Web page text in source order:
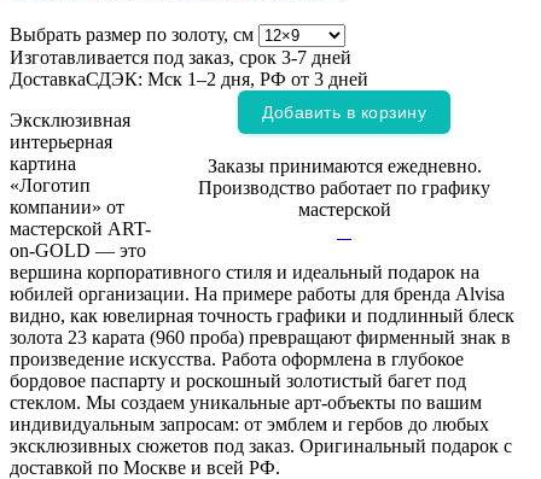
Выбрать размер по золоту, см
Изготавливается под заказ, срок 3-7 дней
ДоставкаСДЭК: Мск 1–2 дня, РФ от 3 дней
Добавить в корзину
Заказы принимаются ежедневно.
Производство работает по графику
мастерской
Эксклюзивная
интерьерная
картина
«Логотип
компании» от
мастерской ART-
on-GOLD — это
вершина корпоративного стиля и идеальный подарок на
юбилей организации. На примере работы для бренда Alvisa
видно, как ювелирная точность графики и подлинный блеск
золота 23 карата (960 проба) превращают фирменный знак в
произведение искусства. Работа оформлена в глубокое
бордовое паспарту и роскошный золотистый багет под
стеклом. Мы создаем уникальные арт-объекты по вашим
индивидуальным запросам: от эмблем и гербов до любых
эксклюзивных сюжетов под заказ. Оригинальный подарок с
доставкой по Москве и всей РФ.